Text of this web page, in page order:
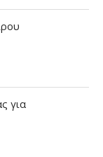
για